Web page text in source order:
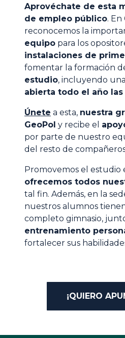
Aprovéchate de esta
de empleo público. En
reconocemos la
equipo para los
instalaciones de
fomentar la formación
estudio, incluyendo una
abierta todo el año las
Únete a esta, nuestra
GeoPol y recibe el
por parte de nuestro
del resto de
Promovemos el estudio
ofrecemos todos
tal fin. Además, en la
nuestros alumnos
completo gimnasio,
entrenamiento
fortalecer sus
¡QUIERO